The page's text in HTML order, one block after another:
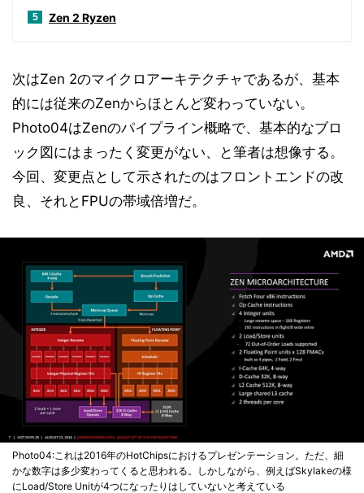
5 Zen 2 Ryzen
次はZen 2のマイクロアーキテクチャであるが、基本
的には従来のZenからほとんど変わっていない。
Photo04はZenのパイプライン概略で、基本的なブロ
ック図にはまったく変更がない、と筆者は想像する。
今回、変更点として示されたのはフロントエンドの改
良、それとFPUの帯域倍増だ。
Photo04:これは2016年のHotChipsにおけるプレゼンテーション。ただ、細
かな数字は多少変わってくると思われる。しかしながら、例えばSkylakeの様
にLoad/Store Unitが4つになったりはしていないと考えている